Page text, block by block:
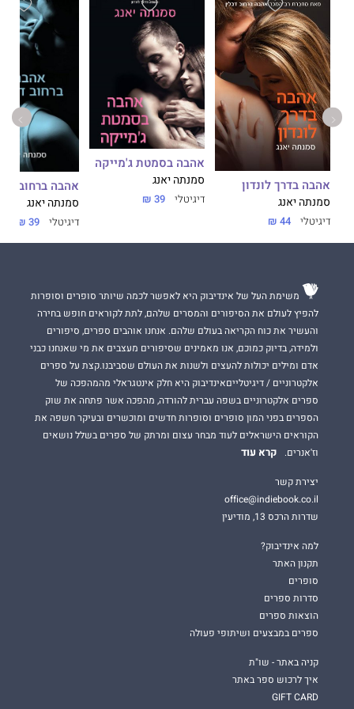
אהבה בדרך לונדון
סמנתה יאנג
דיגיטלי 44 ₪
אהבה בסמטת ג'מייקה
סמנתה יאנג
דיגיטלי 39 ₪
אהבה ברחוב
סמנתה יאנג
דיגיטלי 39 ₪
משימת העל של אינדיבוק היא לאפשר לכמה שיותר סופרים וסופרות
להפיץ לעולם את הסיפורים והמסרים שלהם, לתת לקוראים חופש בחירה
והעשיר את כוח הקריאה בעולם שלהם. אנחנו אוהבים ספרים, סיפורים
ולמידה, בדיוק כמוכם, אנו מאמינים שסיפורים מעצבים את מי שאנחנו כבני
אדם ומילים יכולות להעצים ולשנות את העולם שסביבנו.קצת על ספרים
אלקטרוניים / דיגיטלייםאינדיבוק היא חלק אינטגראלי מהמהפכה של
ספרים אלקטרוניים בשפה עברית להורדה, מהפכה אשר פתחה את שוק
הספרים בפני המון סופרים וסופרות חדשים ומוכשרים ובעיקר חשפה את
הקוראים הישראלים לעוד מבחר עצום ומרתק של ספרים בשלל נושאים
וז'אנרים.
קרא עוד
יצירת קשר
office@indiebook.co.il
שדרות הרכס 13, מודיעין
למה אינדיבוק?
תקנון האתר
סופרים
סדרות ספרים
הוצאות ספרים
ספרים במבצעים ושיתופי פעולה
קניה באתר - שו"ת
איך לרכוש ספר באתר
GIFT CARD